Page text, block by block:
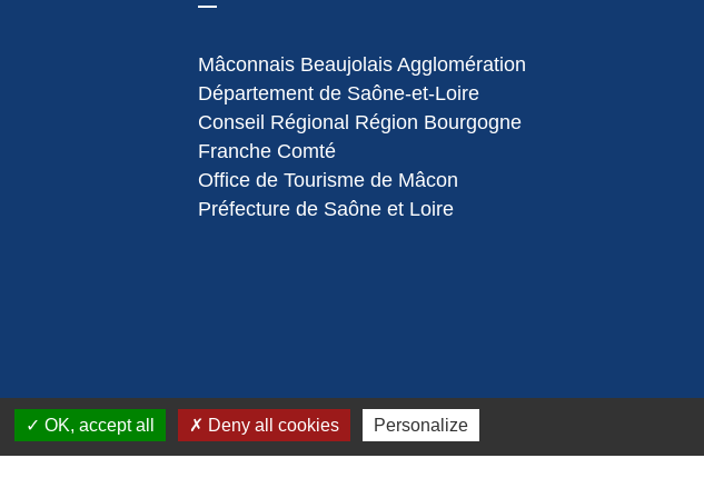
Mâconnais Beaujolais Agglomération
Département de Saône-et-Loire
Conseil Régional Région Bourgogne
Franche Comté
Office de Tourisme de Mâcon
Préfecture de Saône et Loire
Gestion des cookies
OK, accept all Deny all cookies Personalize